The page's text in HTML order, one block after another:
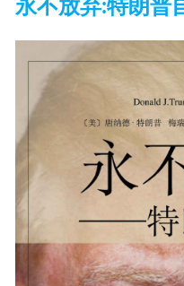
永不放弃:特朗普
新视野英语教程1（读写
育国家规划教材 2021-10-22
中国古代北方民族通论
小岛经济学 -鱼、美元和
烟火人间 2022-10-29
经济学原理（第7版）微